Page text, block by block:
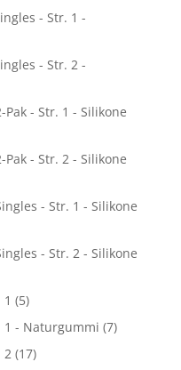
- Str. 1 -
- Str. 2 -
- Str. 1 - Silikone
- Str. 2 - Silikone
- Str. 1 - Silikone
- Str. 2 - Silikone
(5)
1 - Naturgummi (7)
2 (17)